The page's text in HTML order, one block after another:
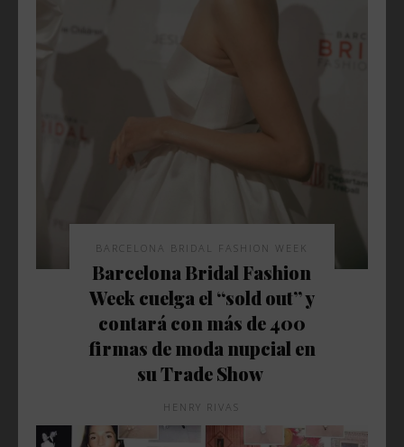
BARCELONA BRIDAL FASHION WEEK
Barcelona Bridal Fashion
Week cuelga el “sold out” y
contará con más de 400
firmas de moda nupcial en
su Trade Show
HENRY RIVAS